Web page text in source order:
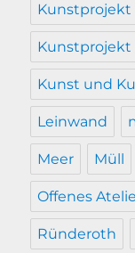
Kunstprojekt
Kunstprojekt
Kunst und
Leinwand
Meer Müll
Offenes
Ründeroth